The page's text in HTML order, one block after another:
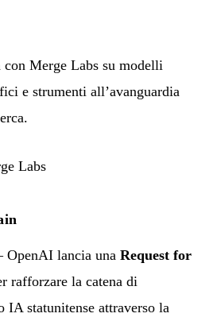
Merge Labs su modelli
e strumenti all’avanguardia
Labs
lancia una Request for
rafforzare la catena di
IA statunitense attraverso la